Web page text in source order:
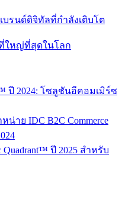
รนด์ดิจิทัลที่กำลังเติบโต
ใหญ่ที่สุดในโลก
ปี 2024: โซลูชันอีคอมเมิร์ซ
น่าย IDC B2C Commerce
Quadrant™ ปี 2025 สำหรับ